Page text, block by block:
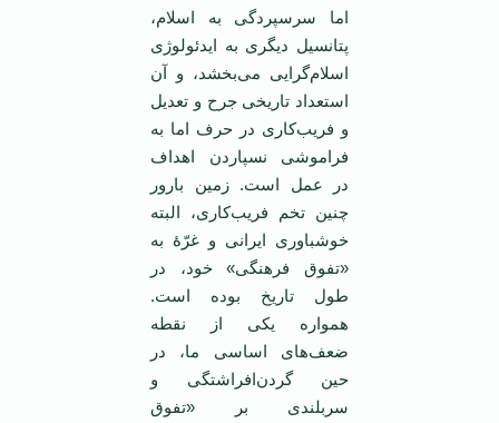
اما سرسپردگی به اسلام،
پتانسیل دیگری به ایدئولوژی
اسلام‌گرایی می‌بخشد، و آن
استعداد تاریخی جرح و تعدیل
و فریب‌کاری در حرف اما به
فراموشی نسپاردن اهداف
در عمل است. زمین بارور
چنین تخم فریب‌کاری، البته
خوشباوری ایرانی و غرّۀ به
«تفوق فرهنگی» خود، در
طول تاریخ بوده است.
همواره یکی از نقطه‌
ضعف‌های اساسی ما، در
حین گردن‌افراشتگی و
سربلندی بر «تفوق